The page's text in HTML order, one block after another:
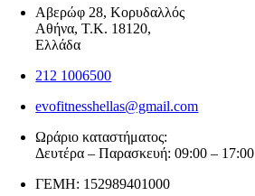
Αβερώφ 28, Κορυδαλλός
Αθήνα, Τ.Κ. 18120,
Ελλάδα
212 1006500
evofitnesshellas@gmail.com
Ωράριο καταστήματος:
Δευτέρα – Παρασκευή: 09:00 – 17:00
ΓΕΜΗ: 152989401000